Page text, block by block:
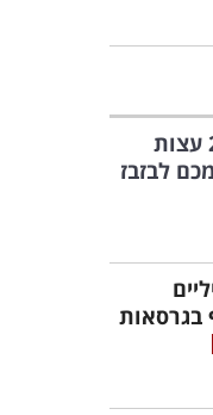
קריאת חובה: 26 עצות
לבזבז
בגרסאות